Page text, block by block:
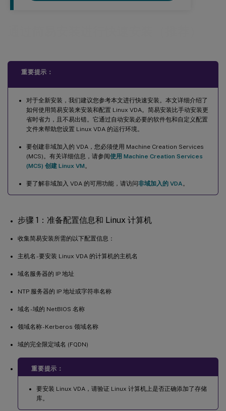
重要提示：
对于全新安装，我们建议您参考本文进行快速安装。本文详细介绍了
如何使用简易安装来安装和配置 Linux VDA。简易安装比手动安装更
省时省力，且不易出错。它通过自动安装必要的软件包和自定义配置
文件来帮助您设置 Linux VDA 的运行环境。
要创建非域加入的 VDA，您必须使用 Machine Creation Services
(MCS)。有关详细信息，请参阅使用 Machine Creation Services
(MCS) 创建 Linux VM 。
要了解非域加入 VDA 的可用功能，请访问非域加入的 VDA 。
步骤 1：准备配置信息和 Linux 计算机
收集简易安装所需的以下配置信息：
主机名 - 要安装 Linux VDA 的计算机的主机名
域名服务器的 IP 地址
NTP 服务器的 IP 地址或字符串名称
域名 - 域的 NetBIOS 名称
领域名称 - Kerberos 领域名称
域的完全限定域名 (FQDN)
重要提示：
要安装 Linux VDA，请验证 Linux 计算机上是否正确添加了存储
库。